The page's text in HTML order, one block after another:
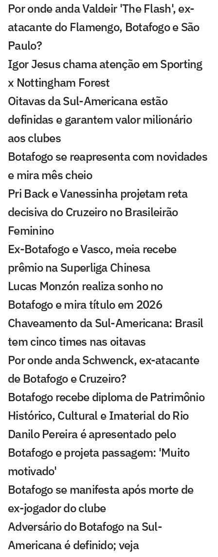
Por onde anda Valdeir 'The Flash', ex-
atacante do Flamengo, Botafogo e São
Paulo?
Igor Jesus chama atenção em Sporting
x Nottingham Forest
Oitavas da Sul-Americana estão
definidas e garantem valor milionário
aos clubes
Botafogo se reapresenta com novidades
e mira mês cheio
Pri Back e Vanessinha projetam reta
decisiva do Cruzeiro no Brasileirão
Feminino
Ex-Botafogo e Vasco, meia recebe
prêmio na Superliga Chinesa
Lucas Monzón realiza sonho no
Botafogo e mira título em 2026
Chaveamento da Sul-Americana: Brasil
tem cinco times nas oitavas
Por onde anda Schwenck, ex-atacante
de Botafogo e Cruzeiro?
Botafogo recebe diploma de Patrimônio
Histórico, Cultural e Imaterial do Rio
Danilo Pereira é apresentado pelo
Botafogo e projeta passagem: 'Muito
motivado'
Botafogo se manifesta após morte de
ex-jogador do clube
Adversário do Botafogo na Sul-
Americana é definido; veja